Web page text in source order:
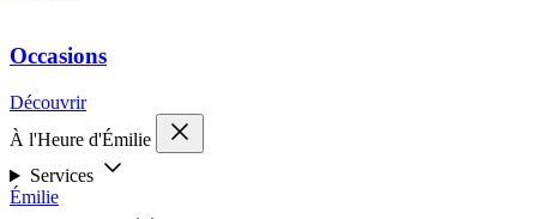
Occasions
Découvrir
À l'Heure d'Émilie
Services
Émilie